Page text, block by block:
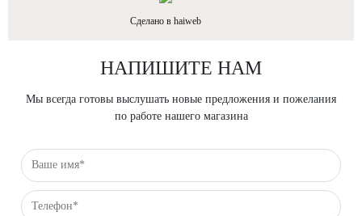
Сделано в haiweb
НАПИШИТЕ НАМ
Мы всегда готовы выслушать новые предложения и пожелания
по работе нашего магазина